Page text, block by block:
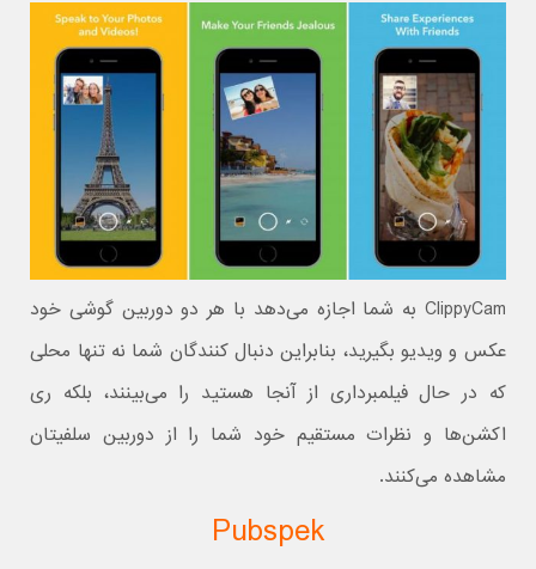
ClippyCam به شما اجازه می‌دهد با هر دو دوربین گوشی خود
عکس و ویدیو بگیرید، بنابراین دنبال کنندگان شما نه تنها محلی
که در حال فیلمبرداری از آنجا هستید را می‌بینند، بلکه ری
اکشن‌ها و نظرات مستقیم خود شما را از دوربین سلفیتان
مشاهده می‌کنند.
Pubspek